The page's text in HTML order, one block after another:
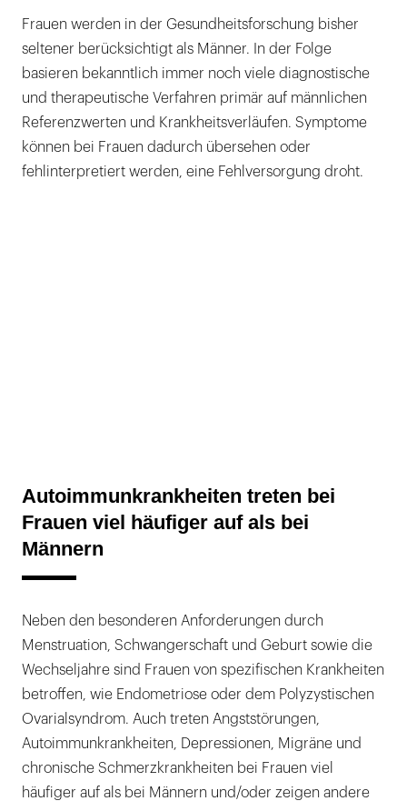
Frauen werden in der Gesundheitsforschung bisher
seltener berücksichtigt als Männer. In der Folge
basieren bekanntlich immer noch viele diagnostische
und therapeutische Verfahren primär auf männlichen
Referenzwerten und Krankheitsverläufen. Symptome
können bei Frauen dadurch übersehen oder
fehlinterpretiert werden, eine Fehlversorgung droht.
Autoimmunkrankheiten treten bei
Frauen viel häufiger auf als bei
Männern
Neben den besonderen Anforderungen durch
Menstruation, Schwangerschaft und Geburt sowie die
Wechseljahre sind Frauen von spezifischen Krankheiten
betroffen, wie Endometriose oder dem Polyzystischen
Ovarialsyndrom. Auch treten Angststörungen,
Autoimmunkrankheiten, Depressionen, Migräne und
chronische Schmerzkrankheiten bei Frauen viel
häufiger auf als bei Männern und/oder zeigen andere